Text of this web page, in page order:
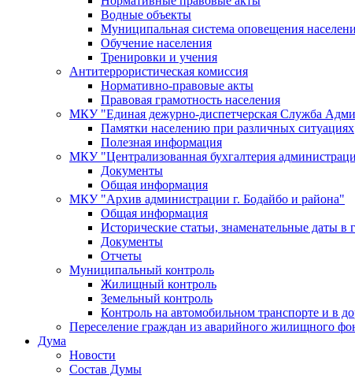
Водные объекты
Муниципальная система оповещения
Обучение населения
Тренировки и учения
Антитеррористическая комиссия
Нормативно-правовые акты
Правовая грамотность населения
МКУ "Единая дежурно-диспетчерская Служба
Памятки населению при различных ситуациях
Полезная информация
МКУ "Централизованная бухгалтерия
Документы
Общая информация
МКУ "Архив администрации г. Бодайбо и района"
Общая информация
Исторические статьи, знаменательные даты в
Документы
Отчеты
Муниципальный контроль
Жилищный контроль
Земельный контроль
Контроль на автомобильном транспорте и в
Переселение граждан из аварийного жилищного
Дума
Новости
Состав Думы